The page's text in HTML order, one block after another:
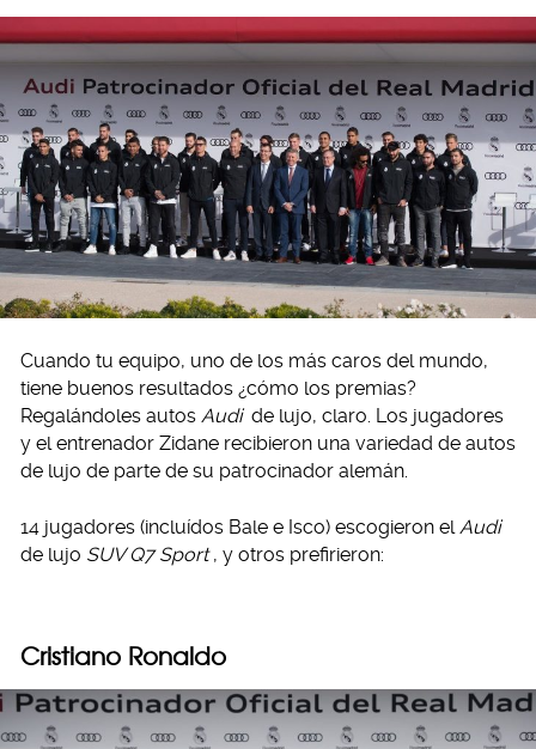
Cuando tu equipo, uno de los más caros del mundo,
tiene buenos resultados ¿cómo los premias?
Regalándoles autos Audi de lujo, claro. Los jugadores
y el entrenador Zidane recibieron una variedad de autos
de lujo de parte de su patrocinador alemán.
14 jugadores (incluídos Bale e Isco) escogieron elAudi
de lujo SUV Q7 Sport , y otros prefirieron:
Cristiano Ronaldo